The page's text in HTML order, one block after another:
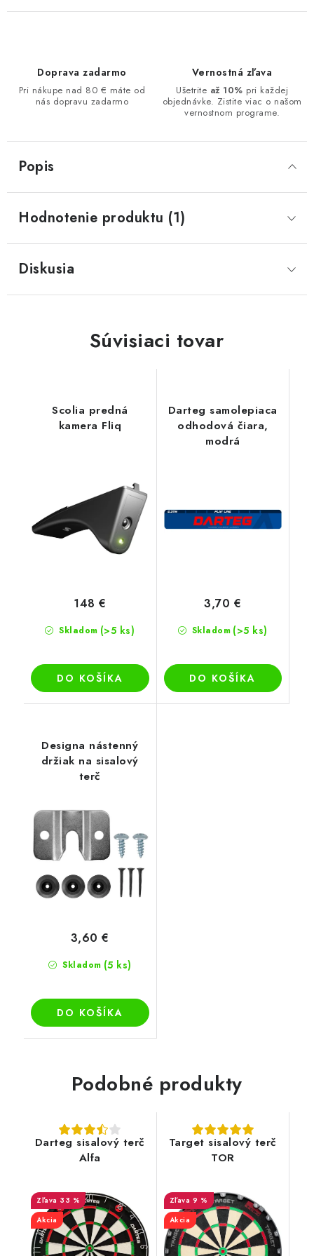
Doprava zadarmo
Pri nákupe nad 80 € máte od
nás dopravu zadarmo
Vernostná zľava
Ušetrite až 10% pri každej
objednávke. Zistite viac o našom
vernostnom programe.
Popis
Hodnotenie produktu (1)
Diskusia
Súvisiaci tovar
Scolia predná
kamera Fliq
Skladom (>5 ks)
148 €
DO KOŠÍKA
Darteg samolepiaca
odhodová čiara,
modrá
Skladom (>5 ks)
3,70 €
DO KOŠÍKA
Designa nástenný
držiak na sisalový
terč
Skladom (5 ks)
3,60 €
DO KOŠÍKA
Podobné produkty
Darteg sisalový terč
Alfa
33 %
Akcia
Target sisalový terč
TOR
9 %
Akcia